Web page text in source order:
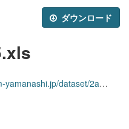
ダウンロード
resource/23a1ebde-d32f-49a0-9724-100b0d682c25/download/edzc08000_h5.xls